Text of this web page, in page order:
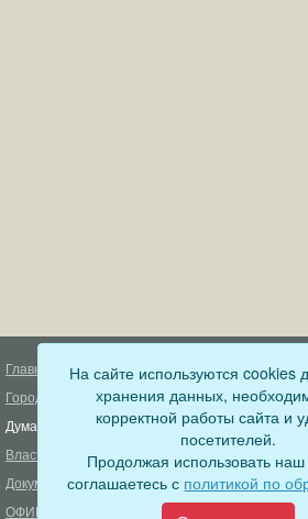
Главная
Город
Дума
Власть
Документы
ОФИЦИАЛЬНЫЙ ВЕСТНИК
Меры
На сайте используются cookies
хранения данных,
корректной работы сайта и
посетителей.
Продолжая использовать
соглашаетесь с политикой по